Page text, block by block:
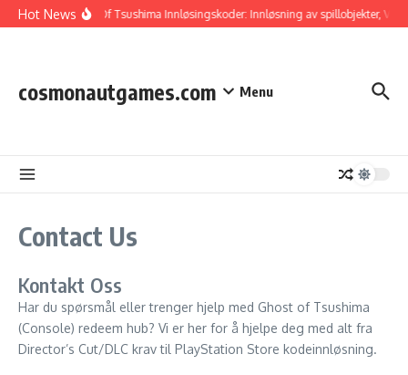
Skip to content
Hot NewsGhost Of Tsushima Innløsingskoder: Innløsning av spillobjekter,
cosmonautgames.com Menu
Contact Us
Kontakt Oss
Har du spørsmål eller trenger hjelp med Ghost of Tsushima
(Console) redeem hub? Vi er her for å hjelpe deg med alt fra
Director’s Cut/DLC krav til PlayStation Store kodeinnløsning.